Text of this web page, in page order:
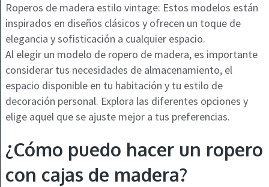
Roperos de madera estilo vintage: Estos modelos están
inspirados en diseños clásicos y ofrecen un toque de
elegancia y sofisticación a cualquier espacio.
Al elegir un modelo de ropero de madera, es importante
considerar tus necesidades de almacenamiento, el
espacio disponible en tu habitación y tu estilo de
decoración personal. Explora las diferentes opciones y
elige aquel que se ajuste mejor a tus preferencias.
¿Cómo puedo hacer un ropero
con cajas de madera?